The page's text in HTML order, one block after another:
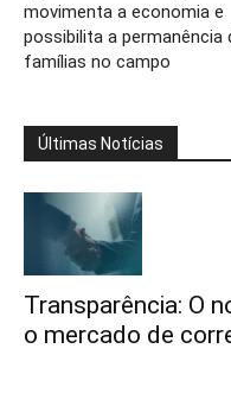
movimenta a economia e
possibilita a permanência
famílias no campo
Últimas Notícias
Transparência: O
o mercado de